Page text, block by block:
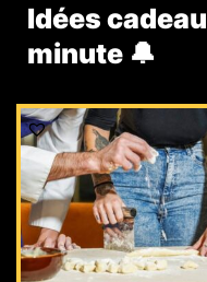
Idées
minute 🔔